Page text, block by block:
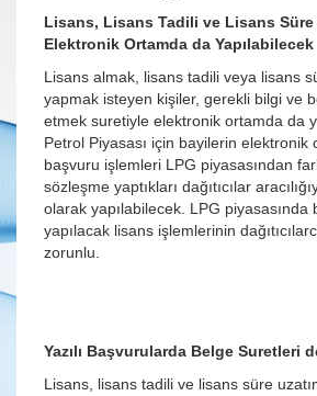
Lisans, Lisans Tadili ve Lisans Süre
Elektronik Ortamda da Yapılabilecek
Lisans almak, lisans tadili veya lisans
yapmak isteyen kişiler, gerekli bilgi ve
etmek suretiyle elektronik ortamda da
Petrol Piyasası için bayilerin elektronik
başvuru işlemleri LPG piyasasından
sözleşme yaptıkları dağıtıcılar
olarak yapılabilecek. LPG piyasasında
yapılacak lisans işlemlerinin
zorunlu.
Yazılı Başvurularda Belge Suretleri
Lisans, lisans tadili ve lisans süre